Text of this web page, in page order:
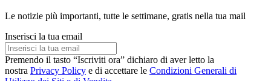
Le notizie più importanti, tutte le settimane, gratis nella tua mail
Inserisci la tua email
Premendo il tasto “Iscriviti ora” dichiaro di aver letto la
nostra Privacy Policy e di accettare le Condizioni Generali di